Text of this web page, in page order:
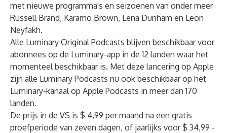
met nieuwe programma's en seizoenen van onder meer
Russell Brand, Karamo Brown, Lena Dunham en Leon
Neyfakh.
Alle Luminary Original Podcasts blijven beschikbaar voor
abonnees op de Luminary-app in de 12 landen waar het
momenteel beschikbaar is. Met deze lancering op Apple
zijn alle Luminary Podcasts nu ook beschikbaar op het
Luminary-kanaal op Apple Podcasts in meer dan 170
landen.
De prijs in de VS is $ 4,99 per maand na een gratis
proefperiode van zeven dagen, of jaarlijks voor $ 34,99 -